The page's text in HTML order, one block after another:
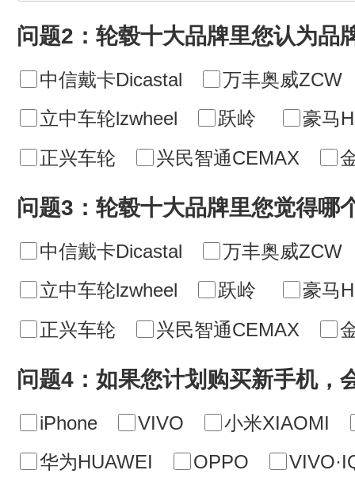
问题2：轮毂十大品牌里您认为品
中信戴卡Dicastal
万丰奥威ZCW
立中车轮lzwheel
跃岭
豪马
正兴车轮
兴民智通CEMAX
问题3：轮毂十大品牌里您觉得哪
中信戴卡Dicastal
万丰奥威ZCW
立中车轮lzwheel
跃岭
豪马
正兴车轮
兴民智通CEMAX
问题4：如果您计划购买新手机，
iPhone VIVO
小米XIAOMI
华为HUAWEI
OPPO